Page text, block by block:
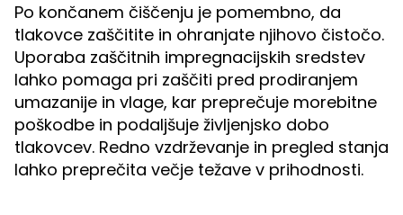
Po končanem čiščenju je pomembno, da
tlakovce zaščitite in ohranjate njihovo čistočo.
Uporaba zaščitnih impregnacijskih sredstev
lahko pomaga pri zaščiti pred prodiranjem
umazanije in vlage, kar preprečuje morebitne
poškodbe in podaljšuje življenjsko dobo
tlakovcev. Redno vzdrževanje in pregled stanja
lahko preprečita večje težave v prihodnosti.